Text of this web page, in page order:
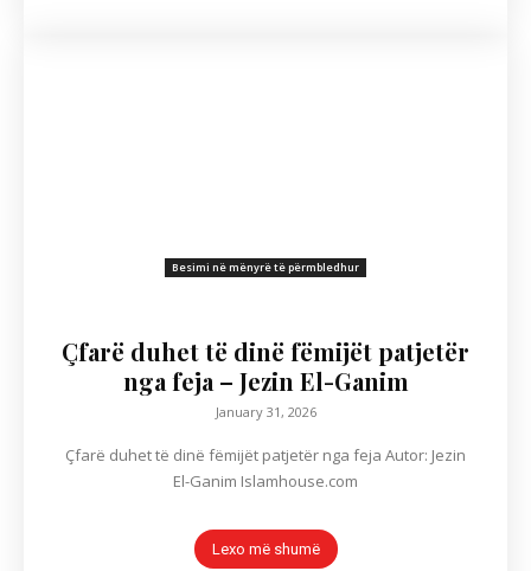
Besimi në mënyrë të përmbledhur
Çfarë duhet të dinë fëmijët patjetër
nga feja – Jezin El-Ganim
January 31, 2026
Çfarë duhet të dinë fëmijët patjetër nga feja Autor: Jezin
El-Ganim Islamhouse.com
Lexo më shumë